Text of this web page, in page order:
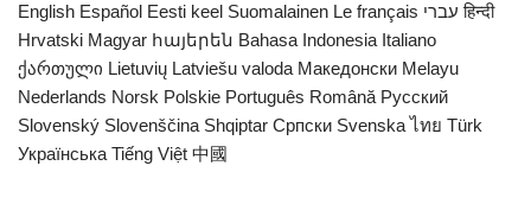
English Español Eesti keel Suomalainen Le français עברי हिन्दी
Hrvatski Magyar հայերեն Bahasa Indonesia Italiano
ქართული Lietuvių Latviešu valoda Македонски Melayu
Nederlands Norsk Polskie Português Română Русский
Slovenský Slovenščina Shqiptar Српски Svenska ไทย Türk
Українська Tiếng Việt 中國